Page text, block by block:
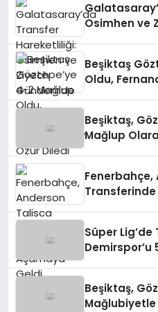
Osimhen ve
Beşiktaş
Oldu,
Beşiktaş,
Mağlup
Süper
Demirspor’u
Beşiktaş,
Mağlubiyetle